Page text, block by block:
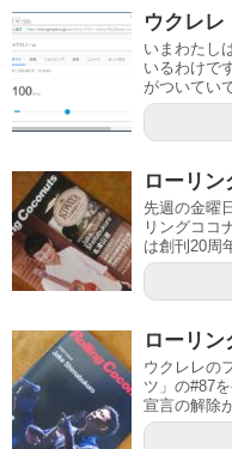
ウクレ
いまわたし
いるわけで
がついてい
ローリン
先週の金曜
リングココ
は創刊20周
ローリン
ウクレレの
ツ」の#87
宣言の解除